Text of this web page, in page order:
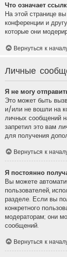
Что означает
На этой странице
конференции и
которые они
Вернуться к
Личные
Я не могу
Это может быть
и/или не вошли на
личных сообщений
запретил это вам
для получения
Вернуться к
Я постоянно
Вы можете
пользователей,
разделе. Если вы
конкретного
модераторам; они
сообщений.
Вернуться к